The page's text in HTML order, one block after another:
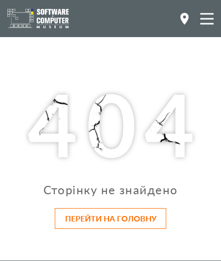
Сторінку не знайдено
ПЕРЕЙТИ НА ГОЛОВНУ